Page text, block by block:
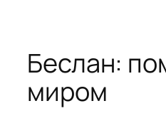
Беслан:
миром